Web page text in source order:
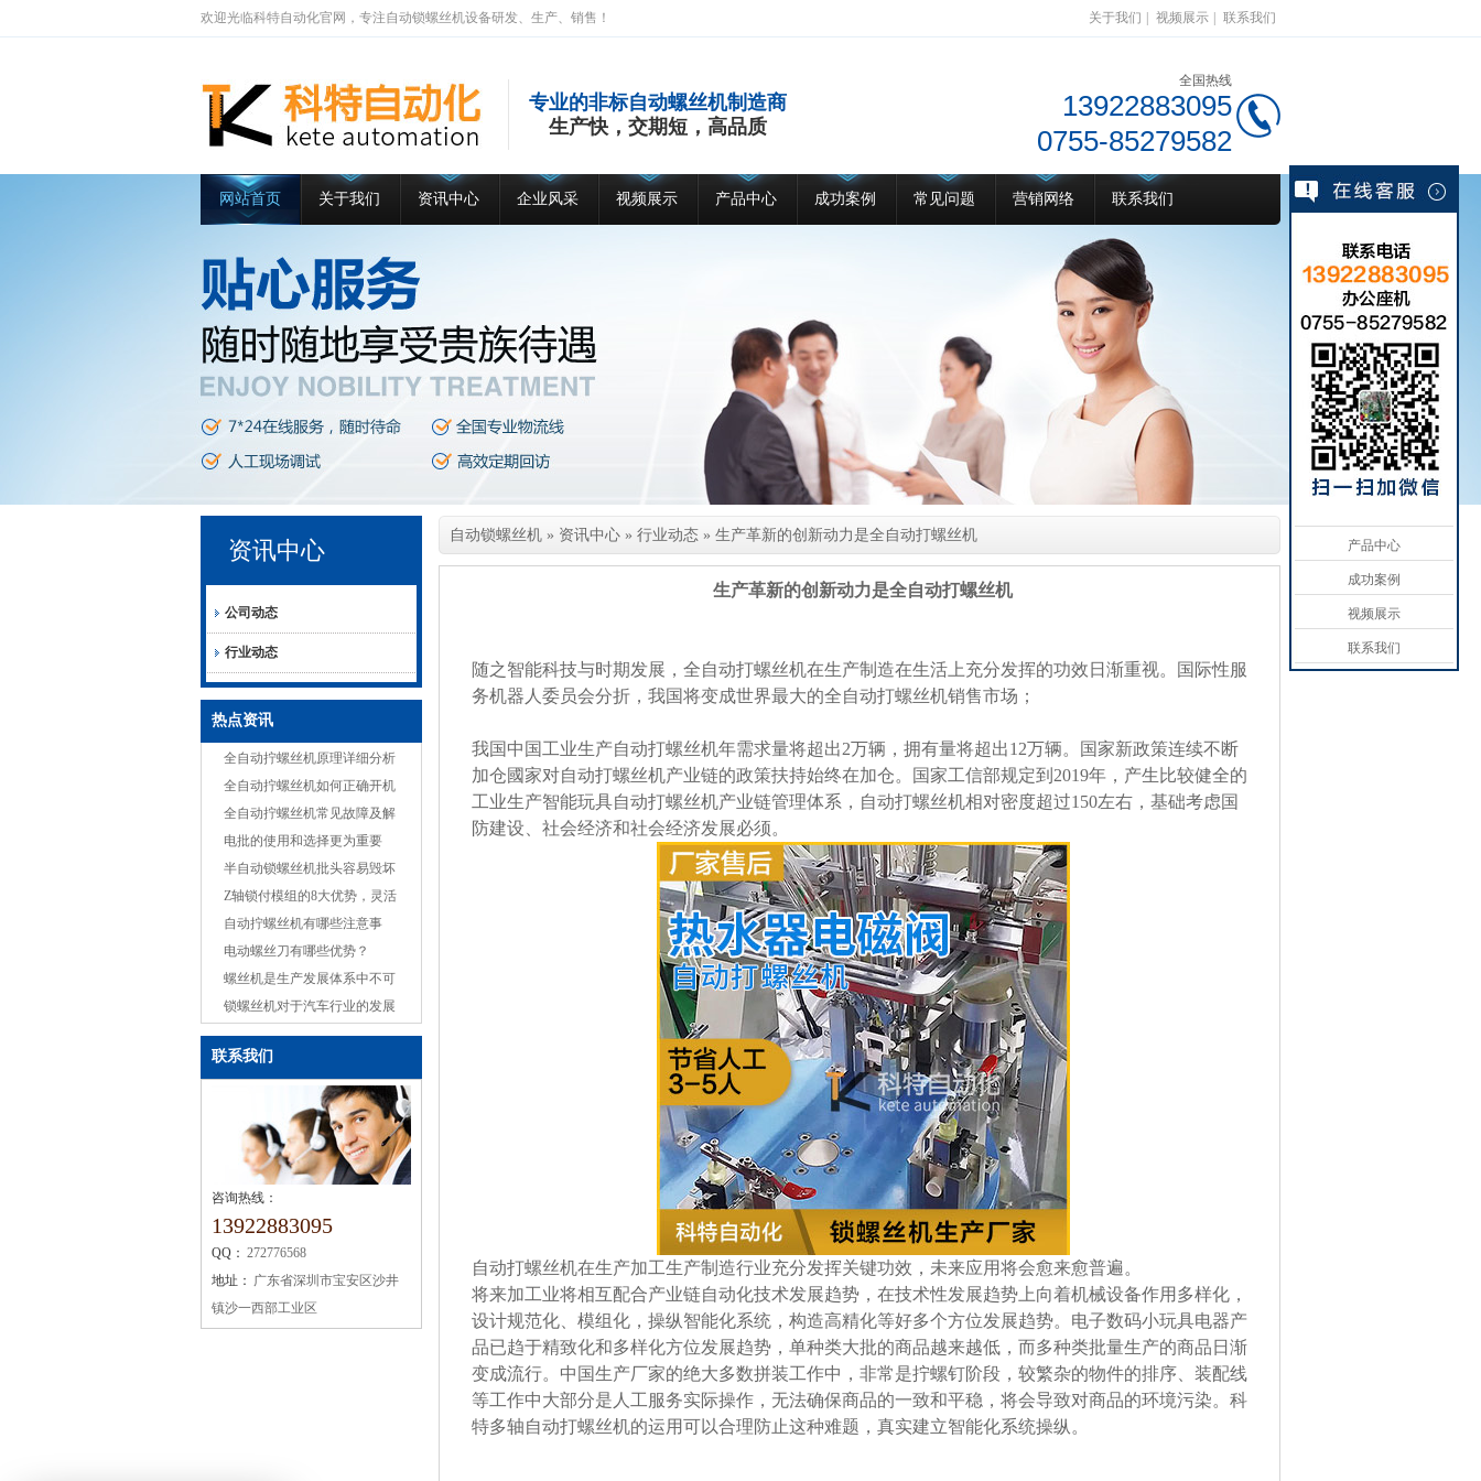
欢迎光临科特自动化官网，专注自动锁螺丝机设备研发、生产、销售！ 关于我们 视频展示 联系我们
专业的非标自动螺丝机制造商
生产快，交期短，高品质
全国热线
13922883095
0755-85279582
网站首页 关于我们 资讯中心 企业风采 视频展示 产品中心 成功案例 常见问题 营销网络 联系我们
资讯中心
公司动态
行业动态
热点资讯
全自动拧螺丝机原理详细分析
全自动拧螺丝机如何正确开机
全自动拧螺丝机常见故障及解
决方案
电批的使用和选择更为重要
半自动锁螺丝机批头容易毁坏
的原因
Z轴锁付模组的8大优势，灵活
适应多种产品
自动拧螺丝机有哪些注意事
项？
电动螺丝刀有哪些优势？
螺丝机是生产发展体系中不可
或缺的机械设备
锁螺丝机对于汽车行业的发展
联系我们
咨询热线：
13922883095
QQ： 272776568
地址： 广东省深圳市宝安区沙井
镇沙一西部工业区
自动锁螺丝机 » 资讯中心 » 行业动态 » 生产革新的创新动力是全自动打螺丝机
生产革新的创新动力是全自动打螺丝机
随之智能科技与时期发展， 全自动打螺丝机在生产制造在生活上充分发挥的功效日渐重视。国际性服
务机器人委员会分折，我国将变成世界最大的全自动打螺丝机销售市场；
我国中国工业生产自动打螺丝机年需求量将超出2万辆，拥有量将超出12万辆。国家新政策连续不断
加仓國家对自动打螺丝机产业链的政策扶持始终在加仓。国家工信部规定到2019年，产生比较健全的
工业生产智能玩具自动打螺丝机产业链管理体系，自动打螺丝机相对密度超过150左右，基础考虑国
防建设、社会经济和社会经济发展必须。
自动打螺丝机在生产加工生产制造行业充分发挥关键功效，未来应用将会愈来愈普遍。
将来加工业将相互配合产业链自动化技术发展趋势，在技术性发展趋势上向着机械设备作用多样化，
设计规范化、模组化，操纵智能化系统，构造高精化等好多个方位发展趋势。电子数码小玩具电器产
品已趋于精致化和多样化方位发展趋势，单种类大批的商品越来越低，而多种类批量生产的商品日渐
变成流行。中国生产厂家的绝大多数拼装工作中，非常是拧螺钉阶段，较繁杂的物件的排序、装配线
等工作中大部分是人工服务实际操作，无法确保商品的一致和平稳，将会导致对商品的环境污染。科
特多轴自动打螺丝机的运用可以合理防止这种难题，真实建立智能化系统操纵。
产品中心
成功案例
视频展示
联系我们